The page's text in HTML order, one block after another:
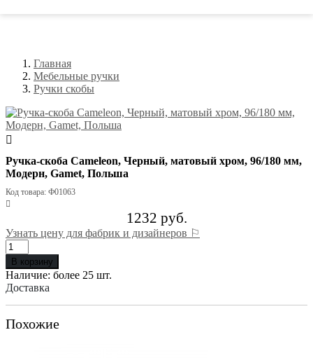
Главная
Мебельные ручки
Ручки скобы
Ручка-скоба Cameleon, Черный, матовый хром, 96/180 мм,
Модерн, Gamet, Польша
Код товара: Ф01063
1232 руб.
Узнать цену для фабрик и дизайнеров ⚐
В корзину
Наличие: более 25 шт.
Доставка
Похожие